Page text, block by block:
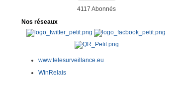
4117 Abonnés
Nos réseaux
www.telesurveillance.eu
WinRelais